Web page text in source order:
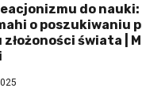
do
o poszukiwaniu
świata |